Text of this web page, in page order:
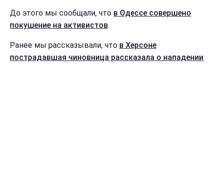
До этого мы сообщали, что в Одессе совершено
покушение на активистов.
Ранее мы рассказывали, что в Херсоне
пострадавшая чиновница рассказала о нападении.